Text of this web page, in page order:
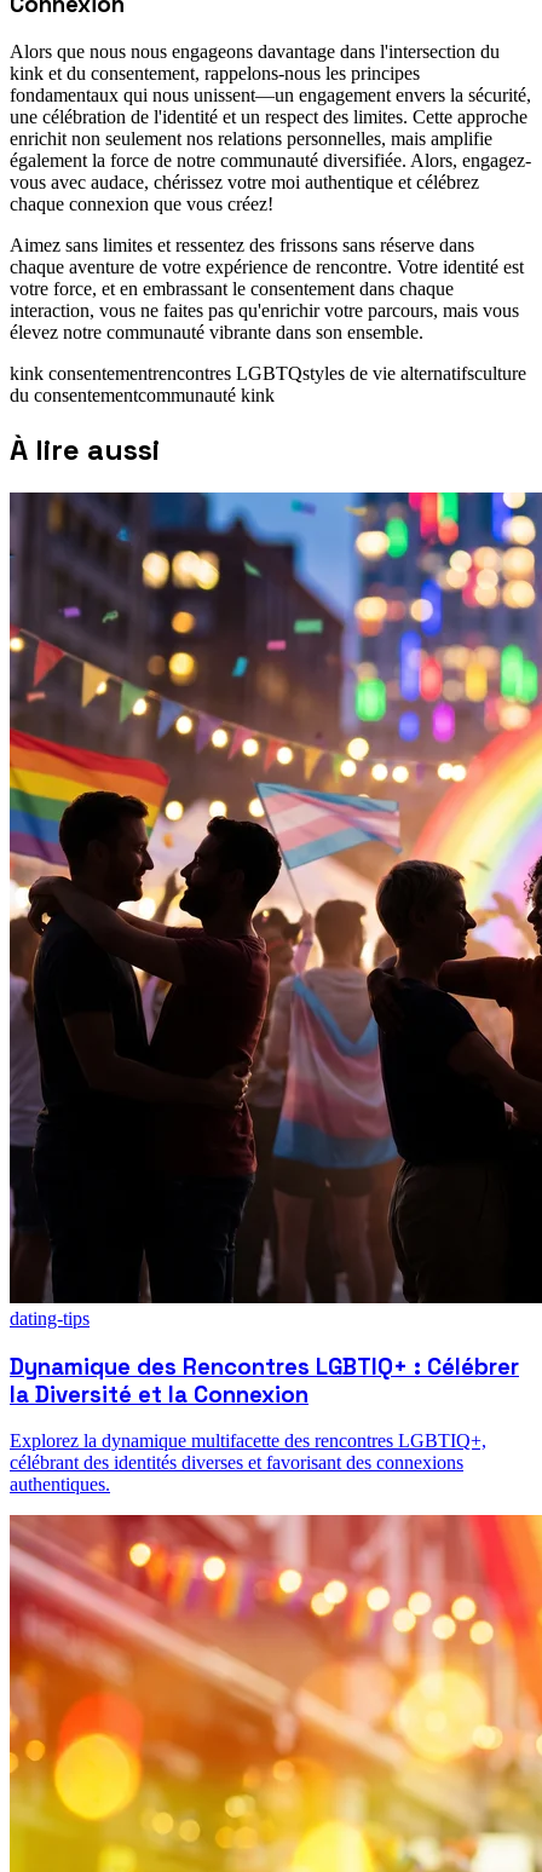
Alors que nous nous engageons davantage dans l'intersection du
kink et du consentement, rappelons-nous les principes
fondamentaux qui nous unissent—un engagement envers la sécurité,
une célébration de l'identité et un respect des limites. Cette approche
enrichit non seulement nos relations personnelles, mais amplifie
également la force de notre communauté diversifiée. Alors, engagez-
vous avec audace, chérissez votre moi authentique et célébrez
chaque connexion que vous créez!
Aimez sans limites et ressentez des frissons sans réserve dans
chaque aventure de votre expérience de rencontre. Votre identité est
votre force, et en embrassant le consentement dans chaque
interaction, vous ne faites pas qu'enrichir votre parcours, mais vous
élevez notre communauté vibrante dans son ensemble.
kink consentementrencontres LGBTQstyles de vie alternatifsculture
du consentementcommunauté kink
À lire aussi
dating-tips
Dynamique des Rencontres LGBTIQ+ : Célébrer
la Diversité et la Connexion
Explorez la dynamique multifacette des rencontres LGBTIQ+,
célébrant des identités diverses et favorisant des connexions
authentiques.